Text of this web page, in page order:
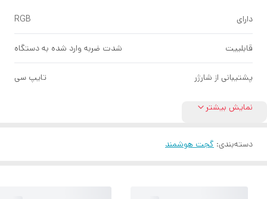
دارای RGB
قابلییت شدت ضربه وارد شده به دستگاه
پشتیبانی از شارژر تایپ سی
نمایش بیشتر
دسته‌بندی: گجت هوشمند